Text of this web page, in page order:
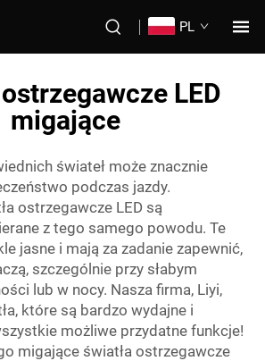
PL
LED
migające
świateł może znacznie
podczas jazdy.
ostrzegawcze LED są
z tego samego powodu. Te
jasne i mają za zadanie zapewnić,
szczególnie przy słabym
lub w nocy. Nasza firma, Liyi,
które są bardzo wydajne i
możliwe przydatne funkcje!
migające światła ostrzegawcze